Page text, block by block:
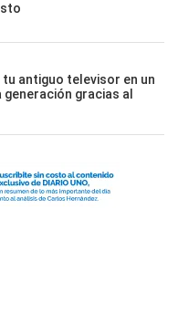
antiguo televisor en un
gracias al